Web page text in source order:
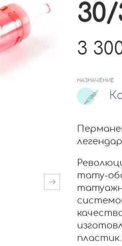
30/
3
НАЗНАЧЕНИЕ
тату-
пластик.